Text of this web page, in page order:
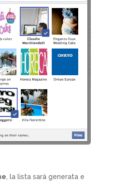
, la lista sarà generata e